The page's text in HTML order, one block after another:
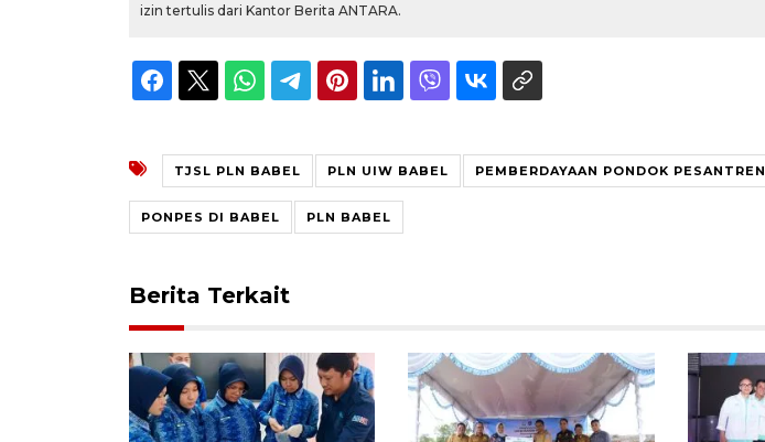
izin tertulis dari Kantor Berita ANTARA.
TJSL PLN BABEL PLN UIW BABEL PEMBERDAYAAN PONDOK PESANTREN
PONPES DI BABEL PLN BABEL
Berita Terkait